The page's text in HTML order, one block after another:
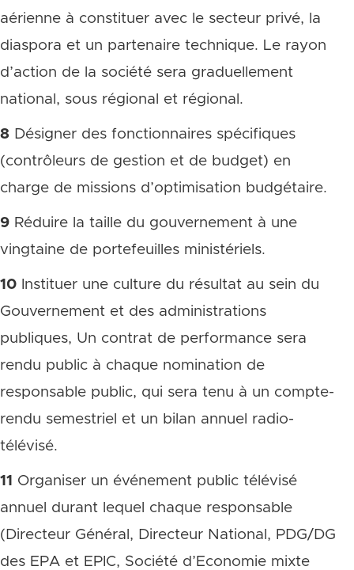
aérienne à constituer avec le secteur privé, la
diaspora et un partenaire technique. Le rayon
d’action de la société sera graduellement
national, sous régional et régional.
8 Désigner des fonctionnaires spécifiques
(contrôleurs de gestion et de budget) en
charge de missions d’optimisation budgétaire.
9 Réduire la taille du gouvernement à une
vingtaine de portefeuilles ministériels.
10 Instituer une culture du résultat au sein du
Gouvernement et des administrations
publiques, Un contrat de performance sera
rendu public à chaque nomination de
responsable public, qui sera tenu à un compte-
rendu semestriel et un bilan annuel radio-
télévisé.
11 Organiser un événement public télévisé
annuel durant lequel chaque responsable
(Directeur Général, Directeur National, PDG/DG
des EPA et EPIC, Société d’Economie mixte